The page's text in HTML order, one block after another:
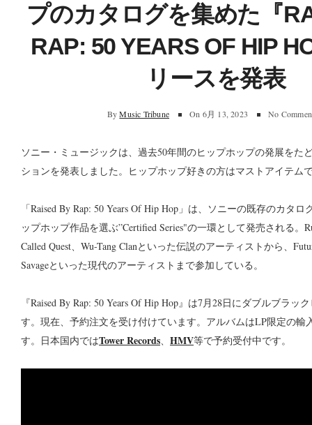
プのカタログを集めた『
RAP: 50 YEARS OF HIP
リースを発表
By Music Tribune On 6月 13, 2023 No
ソニー・ミュージックは、過去50年間のヒップホップの発展をた
ションを発表しました。ヒップホップ好きの方はマストアイテム
「Raised By Rap: 50 Years Of Hip Hop」は、ソニーの既存のカタ
ップホップ作品を選ぶ”Certified Series"の一環として発売される。
Called Quest、Wu-Tang Clanといった伝説のアーティストから、
Savageといった現代のアーティストまで参加している。
『Raised By Rap: 50 Years Of Hip Hop』は7月28日にダブルブラッ
す。現在、予約注文を受け付けています。アルバムはLP限定の輸
す。日本国内ではTower Records、 HMV等で予約受付中です。